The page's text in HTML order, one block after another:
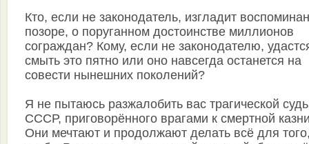
Кто, если не законодатель, изгладит
позоре, о поруганном достоинстве миллионов
сограждан? Кому, если не законодателю,
смыть это пятно или оно навсегда останется на
совести нынешних поколений?
Я не пытаюсь разжалобить вас трагической
СССР, приговорённого врагами к смертной
Они мечтают и продолжают делать всё для